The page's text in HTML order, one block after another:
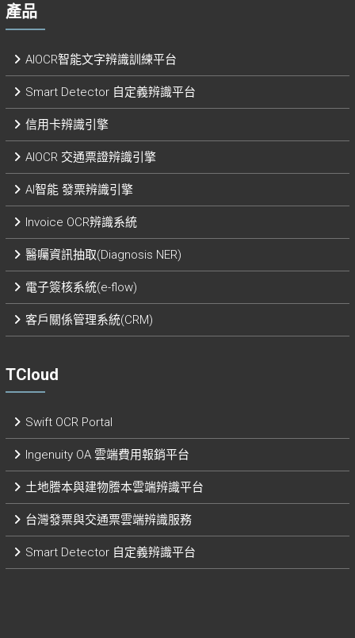
產品
AIOCR智能文字辨識訓練平台
Smart Detector 自定義辨識平台​
信用卡辨識引擎
AIOCR 交通票證辨識引擎
AI智能 發票辨識引擎​
Invoice OCR辨識系統
醫囑資訊抽取(Diagnosis NER)
電子簽核系統(e-flow)
客戶關係管理系統(CRM)
TCloud
Swift OCR Portal
Ingenuity OA 雲端費用報銷平台
土地謄本與建物謄本雲端辨識平台
台灣發票與交通票雲端辨識服務
Smart Detector 自定義辨識平台​